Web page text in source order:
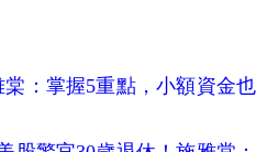
：掌握5重點，小額資金也